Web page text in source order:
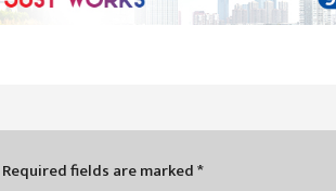
Required fields are marked*